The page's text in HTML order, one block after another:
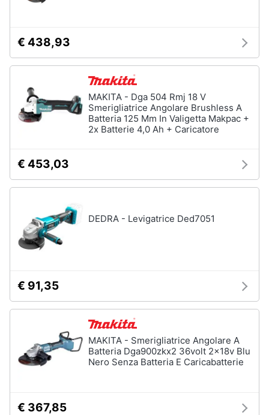
€ 438,93
MAKITA - Dga 504 Rmj 18 V
Smerigliatrice Angolare Brushless A
Batteria 125 Mm In Valigetta Makpac +
2x Batterie 4,0 Ah + Caricatore
€ 453,03
DEDRA - Levigatrice Ded7051
€ 91,35
MAKITA - Smerigliatrice Angolare A
Batteria Dga900zkx2 36volt 2x18v Blu
Nero Senza Batteria E Caricabatterie
€ 367,85